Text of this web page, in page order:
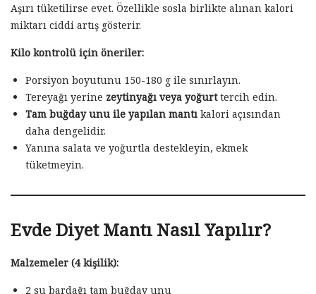
Aşırı tüketilirse evet. Özellikle sosla birlikte alınan kalori
miktarı ciddi artış gösterir.
Kilo kontrolü için öneriler:
Porsiyon boyutunu 150-180 g ile sınırlayın.
Tereyağı yerine zeytinyağı veya yoğurttercih edin.
Tam buğday unu ile yapılan mantıkalori açısından
daha dengelidir.
Yanına salata ve yoğurtla destekleyin, ekmek
tüketmeyin.
Evde Diyet Mantı Nasıl Yapılır?
Malzemeler (4 kişilik):
2 su bardağı tam buğday unu